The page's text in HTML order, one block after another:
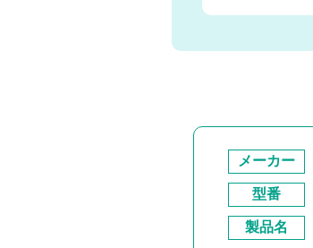
メーカー
型番
製品名